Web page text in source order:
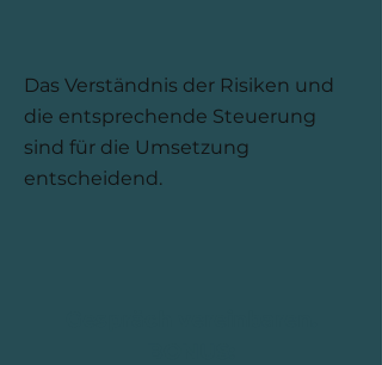
Das Verständnis der Risiken und
die entsprechende Steuerung
sind für die Umsetzung
entscheidend.